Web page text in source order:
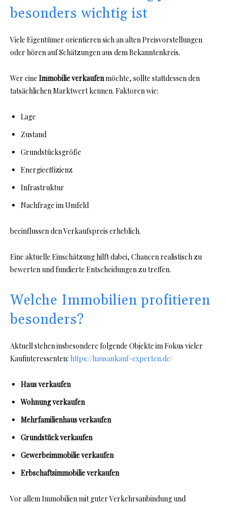
besonders wichtig ist
Viele Eigentümer orientieren sich an alten Preisvorstellungen
oder hören auf Schätzungen aus dem Bekanntenkreis.
Wer eine Immobilie verkaufenmöchte, sollte stattdessen den
tatsächlichen Marktwert kennen. Faktoren wie:
Lage
Zustand
Grundstücksgröße
Energieeffizienz
Infrastruktur
Nachfrage im Umfeld
beeinflussen den Verkaufspreis erheblich.
Eine aktuelle Einschätzung hilft dabei, Chancen realistisch zu
bewerten und fundierte Entscheidungen zu treffen.
Welche Immobilien profitieren
besonders?
Aktuell stehen insbesondere folgende Objekte im Fokus vieler
Kaufinteressenten: https://hausankauf-experten.de/
Haus verkaufen
Wohnung verkaufen
Mehrfamilienhaus verkaufen
Grundstück verkaufen
Gewerbeimmobilie verkaufen
Erbschaftsimmobilie verkaufen
Vor allem Immobilien mit guter Verkehrsanbindung und